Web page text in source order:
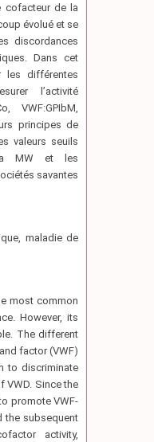
cofacteur de la
évolué et se
discordances
Dans cet
différentes
l’activité
VWF:GPIbM,
principes de
valeurs seuils
MW et les
savantes
maladie de
most common
However, its
The different
factor (VWF)
to discriminate
VWD. Since the
promote VWF-
the subsequent
activity,